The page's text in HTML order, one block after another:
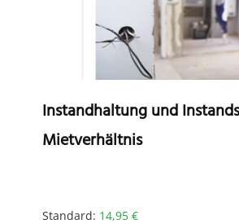
Instandhaltung und
Mietverhältnis
Standard: 14,95 €